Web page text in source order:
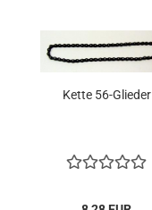
Kette 56-Glieder